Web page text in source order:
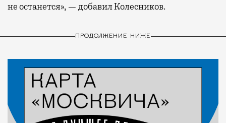
не останется», — добавил Колесников.
ПРОДОЛЖЕНИЕ НИЖЕ